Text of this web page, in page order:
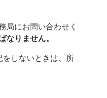
局にお問い合わせく
なりません。
しないときは、所